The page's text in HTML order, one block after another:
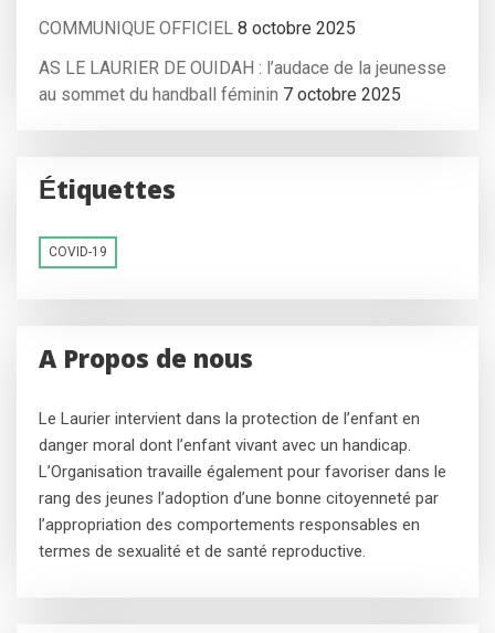
COMMUNIQUE OFFICIEL 8 octobre 2025
AS LE LAURIER DE OUIDAH : l’audace de la jeunesse
au sommet du handball féminin 7 octobre 2025
Étiquettes
COVID-19
A Propos de nous
Le Laurier intervient dans la protection de l’enfant en
danger moral dont l’enfant vivant avec un handicap.
L’Organisation travaille également pour favoriser dans le
rang des jeunes l’adoption d’une bonne citoyenneté par
l’appropriation des comportements responsables en
termes de sexualité et de santé reproductive.